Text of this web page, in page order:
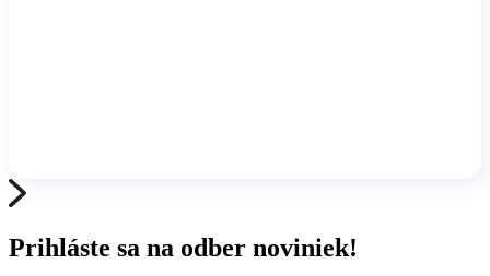
Prihláste sa na odber noviniek!